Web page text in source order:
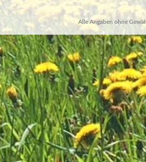
Alle Angaben ohne